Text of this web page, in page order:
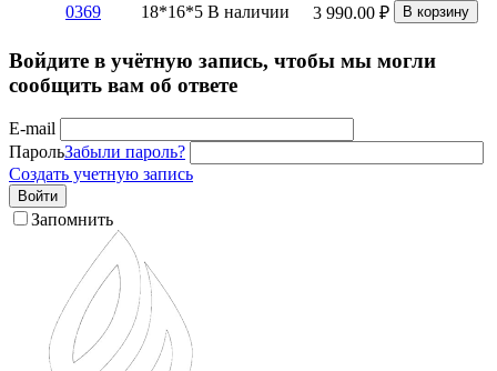
0369
18*16*5 В наличии 3 990.00 ₽ В корзину
Войдите в учётную запись, чтобы мы могли
сообщить вам об ответе
E-mail
ПарольЗабыли пароль?
Создать учетную запись
Войти
Запомнить